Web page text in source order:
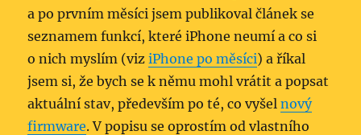
a po prvním měsíci jsem publikoval článek se
seznamem funkcí, které iPhone neumí a co si
o nich myslím (viziPhone po měsíci) a říkal
jsem si, že bych se k němu mohl vrátit a popsat
aktuální stav, především po té, co vyšelnový
firmware. V popisu se oprostím od vlastního